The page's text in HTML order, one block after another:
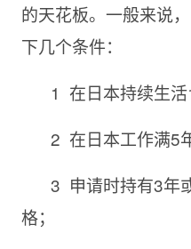
的天花板。一般来说
下几个条件：
1 在日本持续生活
2 在日本工作满5
3 申请时持有3年
格；